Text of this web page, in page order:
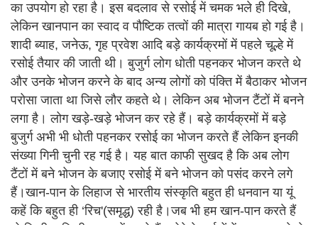
का उपयोग हो रहा है। इस बदलाव से रसोई में चमक भले ही दिखे,
लेकिन खानपान का स्वाद व पौष्टिक तत्वों की मात्रा गायब हो गई है।
शादी ब्याह, जनेऊ, गृह प्रवेश आदि बड़े कार्यक्रमों में पहले चूल्हे में
रसोई तैयार की जाती थी। बुजुर्ग लोग धोती पहनकर भोजन करते थे
और उनके भोजन करने के बाद अन्य लोगों को पंक्ति में बैठाकर भोजन
परोसा जाता था जिसे लौर कहते थे। लेकिन अब भोजन टैंटों में बनने
लगा है। लोग खड़े-खड़े भोजन कर रहे हैं। बड़े कार्यक्रमों में बड़े
बुजुर्ग अभी भी धोती पहनकर रसोई का भोजन करते हैं लेकिन इनकी
संख्या गिनी चुनी रह गई है। यह बात काफी सुखद है कि अब लोग
टैंटों में बने भोजन के बजाए रसोई में बने भोजन को पसंद करने लगे
हैं।खान-पान के लिहाज से भारतीय संस्कृति बहुत ही धनवान या यूं
कहें कि बहुत ही ‘रिच'(समृद्ध) रही है।जब भी हम खान-पान करते हैं